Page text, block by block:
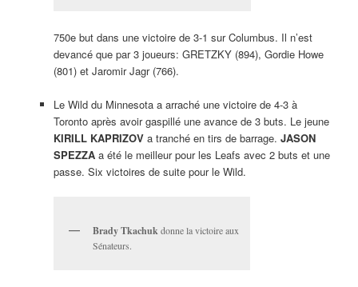
750e but dans une victoire de 3-1 sur Columbus. Il n’est
devancé que par 3 joueurs: GRETZKY (894), Gordie Howe
(801) et Jaromir Jagr (766).
Le Wild du Minnesota a arraché une victoire de 4-3 à
Toronto après avoir gaspillé une avance de 3 buts. Le jeune
KIRILL KAPRIZOVa tranché en tirs de barrage. JASON
SPEZZAa été le meilleur pour les Leafs avec 2 buts et une
passe. Six victoires de suite pour le Wild.
Brady Tkachuk donne la victoire aux
Sénateurs.